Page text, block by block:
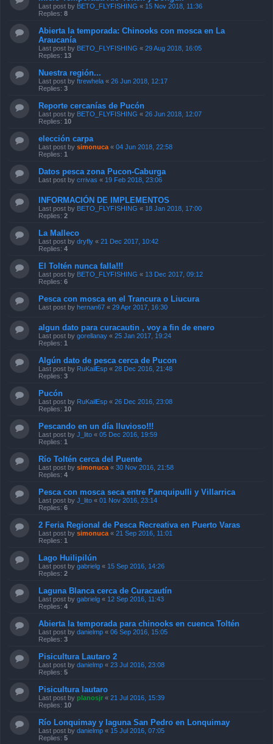
Last post by BETO_FLYFISHING « 15 Nov 2018, 11:36
Replies: 8
Abierta la temporada: Chinooks con mosca en La
Araucanía
Last post by BETO_FLYFISHING « 29 Aug 2018, 16:05
Replies: 13
Nuestra región...
Last post by ftrewhela « 26 Jun 2018, 12:17
Replies: 3
Reporte cercanías de Pucón
Last post by BETO_FLYFISHING « 26 Jun 2018, 12:07
Replies: 10
elección carpa
Last post by simonuca « 04 Jun 2018, 22:58
Replies: 1
Datos pesca zona Pucon-Caburga
Last post by crrivas « 19 Feb 2018, 23:06
INFORMACIÓN DE IMPLEMENTOS
Last post by BETO_FLYFISHING « 18 Jan 2018, 17:00
Replies: 2
La Malleco
Last post by dryfly « 21 Dec 2017, 10:42
Replies: 4
El Toltén nunca falla!!!
Last post by BETO_FLYFISHING « 13 Dec 2017, 09:12
Replies: 6
Pesca con mosca en el Trancura o Liucura
Last post by hernan67 « 29 Apr 2017, 16:30
algun dato para curacautin , voy a fin de enero
Last post by gorellanay « 25 Jan 2017, 19:24
Replies: 1
Algún dato de pesca cerca de Pucon
Last post by RuKailEsp « 28 Dec 2016, 21:48
Replies: 3
Pucón
Last post by RuKailEsp « 26 Dec 2016, 23:08
Replies: 10
Pescando en un día lluvioso!!!
Last post by J_lito « 05 Dec 2016, 19:59
Replies: 1
Río Toltén cerca del Puente
Last post by simonuca « 30 Nov 2016, 21:58
Replies: 4
Pesca con mosca seca entre Panquipulli y Villarrica
Last post by J_lito « 01 Nov 2016, 23:14
Replies: 6
2 Feria Regional de Pesca Recreativa en Puerto Varas
Last post by simonuca « 21 Sep 2016, 11:01
Replies: 1
Lago Huilipilún
Last post by gabrielg « 15 Sep 2016, 14:26
Replies: 2
Laguna Blanca cerca de Curacautín
Last post by gabrielg « 12 Sep 2016, 11:43
Replies: 4
Abierta la temporada para chinooks en cuenca Toltén
Last post by danielmp « 06 Sep 2016, 15:05
Replies: 3
Pisicultura Lautaro 2
Last post by danielmp « 23 Jul 2016, 23:08
Replies: 5
Pisicultura lautaro
Last post by planosjr « 21 Jul 2016, 15:39
Replies: 10
Río Lonquimay y laguna San Pedro en Lonquimay
Last post by danielmp « 15 Jul 2016, 07:05
Replies: 5